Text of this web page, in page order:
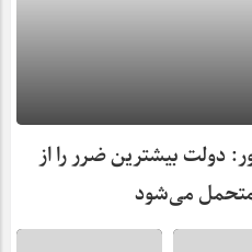
دولت بیشترین ضرر را از
متحمل می‌شود